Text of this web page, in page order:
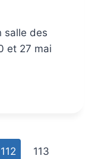
salle des
et 27 mai
112 113